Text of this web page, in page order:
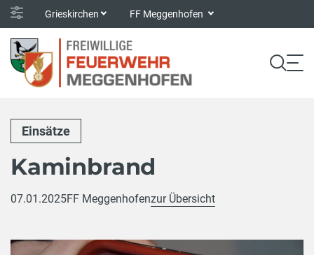
Grieskirchen FF Meggenhofen
Einsätze
Kaminbrand
07.01.2025FF Meggenhofenzur Übersicht